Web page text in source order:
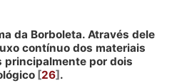
da Borboleta. Através dele
contínuo dos materiais
principalmente por dois
26 .